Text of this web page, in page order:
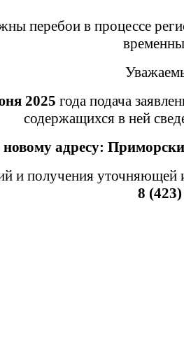
перебои в процессе
2025 года подача
содержащихся в ней
адресу:
и получения уточняющей
8